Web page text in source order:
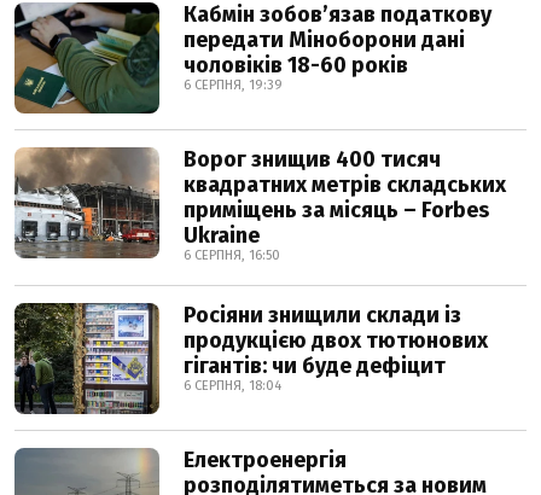
Кабмін зобовʼязав податкову
передати Міноборони дані
чоловіків 18-60 років
6 СЕРПНЯ, 19:39
Ворог знищив 400 тисяч
квадратних метрів складських
приміщень за місяць – Forbes
Ukraine
6 СЕРПНЯ, 16:50
Росіяни знищили склади із
продукцією двох тютюнових
гігантів: чи буде дефіцит
6 СЕРПНЯ, 18:04
Електроенергія
розподілятиметься за новим